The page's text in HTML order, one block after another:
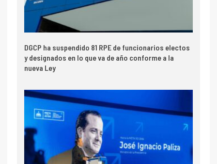
DGCP ha suspendido 81 RPE de funcionarios electos
y designados en lo que va de año conforme a la
nueva Ley